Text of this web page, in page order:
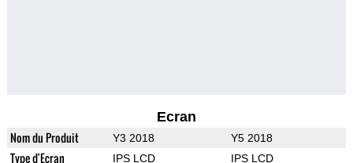
Ecran
Nom du Produit Y3 2018 Y5 2018
Type d'Ecran IPS LCD IPS LCD